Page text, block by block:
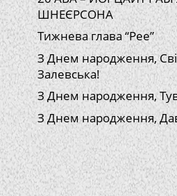
ШНЕЄРСОНА
Тижнева глава “Рее”
З Днем народження,
Залевська!
З Днем народження,
З Днем народження,